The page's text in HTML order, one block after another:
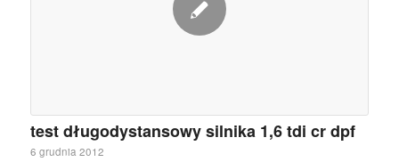
test długodystansowy silnika 1,6 tdi cr dpf
6 grudnia 2012